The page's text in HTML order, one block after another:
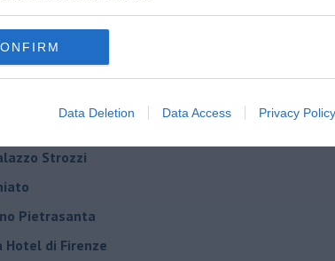
Data Deletion Data Access Privacy Policy
“Dialoghi con la città"
Pisa
al Teatro Era
e Marcela Bracalenti
Strozzi
Pietrasanta
di Firenze